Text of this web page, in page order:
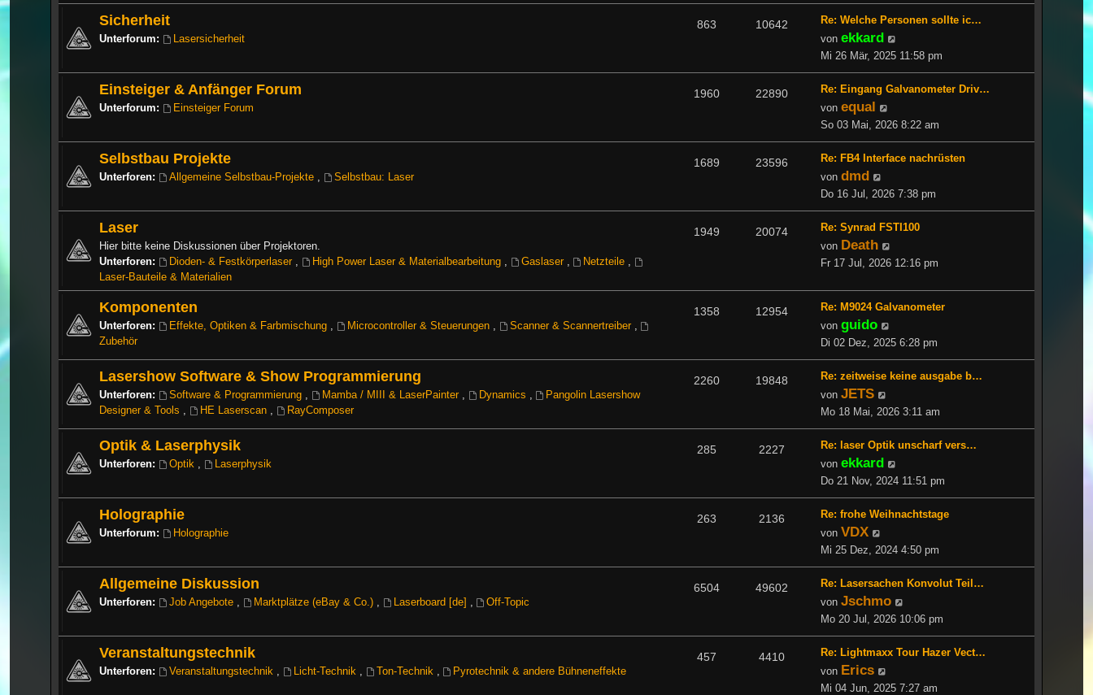
Sicherheit
Unterforum: Lasersicherheit
863 10642
Re: Welche Personen sollte ic…
von ekkard
Beitrag
Mi 26 Mär, 2025 11:58 pm
Einsteiger & Anfänger Forum
Unterforum: Einsteiger Forum
1960 22890
Re: Eingang Galvanometer Driv…
von equal
Beitrag
So 03 Mai, 2026 8:22 am
Selbstbau Projekte
Unterforen: Allgemeine Selbstbau-Projekte Selbstbau: Laser
1689 23596
Re: FB4 Interface nachrüsten
von dmd
Beitrag
Do 16 Jul, 2026 7:38 pm
Laser
Hier bitte keine Diskussionen über Projektoren.
Unterforen:
Dioden- & Festkörperlaser High Power Laser & Materialbearbeitung Gaslaser Netzteile
Laser-Bauteile & Materialien
1949 20074
Re: Synrad FSTI100
von Death
Beitrag
Fr 17 Jul, 2026 12:16 pm
Komponenten
Unterforen: Effekte, Optiken & Farbmischung Microcontroller & Steuerungen Scanner & Scannertreiber
Zubehör
1358 12954
Re: M9024 Galvanometer
von guido
Beitrag
Di 02 Dez, 2025 6:28 pm
Lasershow Software & Show Programmierung
Unterforen: Software & Programmierung Mamba / MIII & LaserPainter Dynamics
Pangolin Lasershow
Designer & Tools
HE Laserscan RayComposer
2260 19848
Re: zeitweise keine ausgabe b…
von JETS
Beitrag
Mo 18 Mai, 2026 3:11 am
Optik & Laserphysik
Unterforen: Optik Laserphysik
285 2227
Re: laser Optik unscharf vers…
von ekkard
Beitrag
Do 21 Nov, 2024 11:51 pm
Holographie
Unterforum: Holographie
263 2136
Re: frohe Weihnachtstage
von VDX
Beitrag
Mi 25 Dez, 2024 4:50 pm
Allgemeine Diskussion
Unterforen: Job Angebote Marktplätze (eBay & Co.) Laserboard [de] Off-Topic
6504 49602
Re: Lasersachen Konvolut Teil…
von Jschmo
Beitrag
Mo 20 Jul, 2026 10:06 pm
Veranstaltungstechnik
Unterforen: Veranstaltungstechnik Licht-Technik Ton-Technik Pyrotechnik & andere Bühneneffekte
457 4410
Re: Lightmaxx Tour Hazer Vect…
von Erics
Beitrag
Mi 04 Jun, 2025 7:27 am